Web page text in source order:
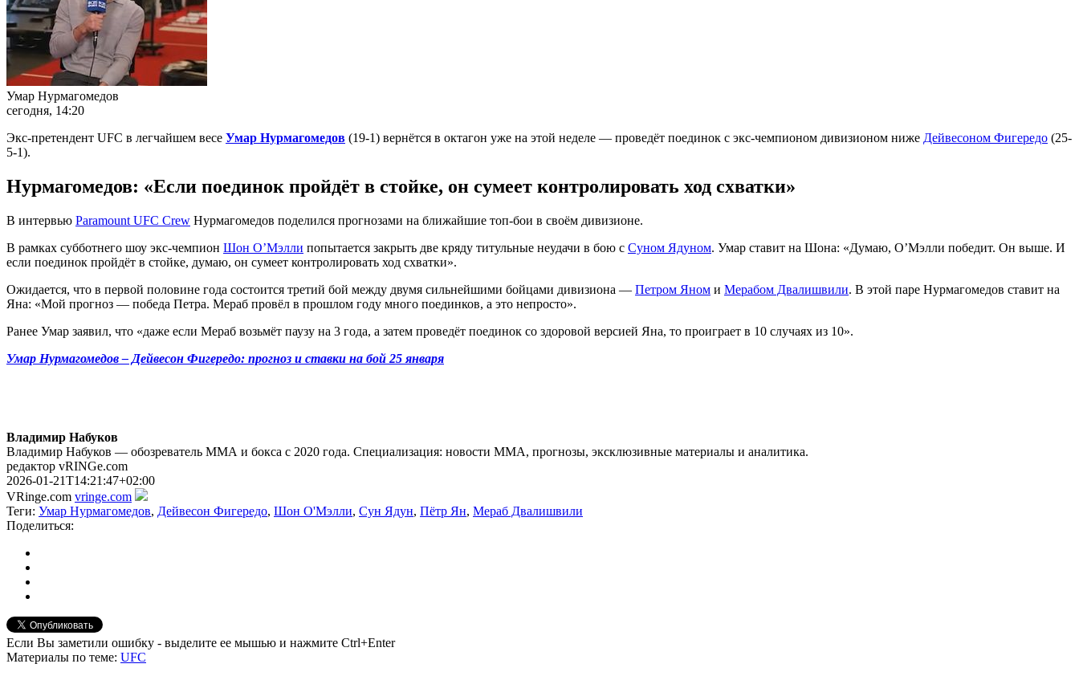
Умар Нурмагомедов
сегодня, 14:20
Экс-претендент UFC в легчайшем весе Умар Нурмагомедов (19-1) вернётся в октагон уже на этой неделе — проведёт поединок с экс-чемпионом дивизионом ниже Дейвесоном Фигередо (25-
5-1).
Нурмагомедов: «Если поединок пройдёт в стойке, он сумеет контролировать ход схватки»
В интервью Paramount UFC Crew Нурмагомедов поделился прогнозами на ближайшие топ-бои в своём дивизионе.
В рамках субботнего шоу экс-чемпион Шон О’Мэлли попытается закрыть две кряду титульные неудачи в бою с Суном Ядуном. Умар ставит на Шона: «Думаю, О’Мэлли победит. Он выше. И
если поединок пройдёт в стойке, думаю, он сумеет контролировать ход схватки».
Ожидается, что в первой половине года состоится третий бой между двумя сильнейшими бойцами дивизиона — Петром Яном и Мерабом Двалишвили. В этой паре Нурмагомедов ставит на
Яна: «Мой прогноз — победа Петра. Мераб провёл в прошлом году много поединков, а это непросто».
Ранее Умар заявил, что «даже если Мераб возьмёт паузу на 3 года, а затем проведёт поединок со здоровой версией Яна, то проиграет в 10 случаях из 10».
Умар Нурмагомедов – Дейвесон Фигередо: прогноз и ставки на бой 25 января
Владимир Набуков
Владимир Набуков — обозреватель ММА и бокса с 2020 года. Специализация: новости ММА, прогнозы, эксклюзивные материалы и аналитика.
редактор vRINGe.com
2026-01-21T14:21:47+02:00
VRinge.com vringe.com
Теги: Умар Нурмагомедов, Дейвесон Фигередо, Шон О'Мэлли, Сун Ядун, Пётр Ян, Мераб Двалишвили
Поделиться:
Если Вы заметили ошибку - выделите ее мышью и нажмите Ctrl+Enter
Материалы по теме: UFC